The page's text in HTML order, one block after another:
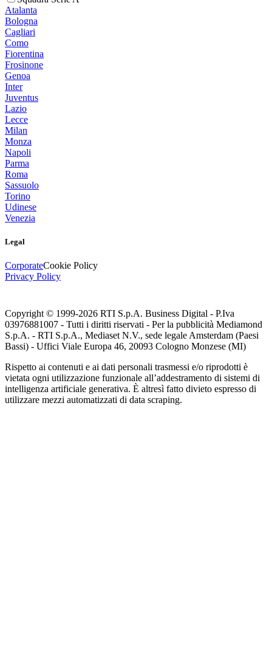
Atalanta
Bologna
Cagliari
Como
Fiorentina
Frosinone
Genoa
Inter
Juventus
Lazio
Lecce
Milan
Monza
Napoli
Parma
Roma
Sassuolo
Torino
Udinese
Venezia
Legal
CorporateCookie Policy
Privacy Policy
Copyright © 1999-2026 RTI S.p.A. Business Digital - P.Iva
03976881007 - Tutti i diritti riservati - Per la pubblicità Mediamond
S.p.A. - RTI S.p.A., Mediaset N.V., sede legale Amsterdam (Paesi
Bassi) - Uffici Viale Europa 46, 20093 Cologno Monzese (MI)
Rispetto ai contenuti e ai dati personali trasmessi e/o riprodotti è
vietata ogni utilizzazione funzionale all’addestramento di sistemi di
intelligenza artificiale generativa. È altresì fatto divieto espresso di
utilizzare mezzi automatizzati di data scraping.